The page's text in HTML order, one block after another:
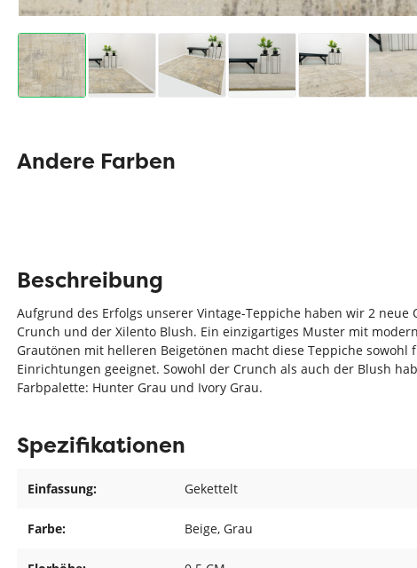
Andere Farben
Beschreibung
Aufgrund des Erfolgs unserer Vintage-Teppiche haben wir 2
Crunch und der Xilento Blush. Ein einzigartiges Muster mit
Grautönen mit helleren Beigetönen macht diese Teppiche
Einrichtungen geeignet. Sowohl der Crunch als auch der Blush
Farbpalette: Hunter Grau und Ivory Grau.
Spezifikationen
Einfassung: Gekettelt
Farbe: Beige, Grau